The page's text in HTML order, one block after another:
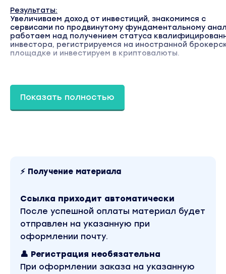
Результаты:
Увеличиваем доход от инвестиций, знакомимся с
сервисами по продвинутому фундаментальному
работаем над получением статуса
инвестора, регистрируемся на иностранной
площадке и инвестируем в криптовалюты.
Вес на облаке32.4 ГБ
Вы находитесь на странице товара «Фёдор
Формула современного инвестирования 3.0.
доступен за 649 рублей. Обучающий курс входит в
через поиск по сайту.
Показать полностью
⚡ Получение материала
Ссылка приходит автоматически
После успешной оплаты материал будет
отправлен на указанную при
оформлении почту.
👤 Регистрация необязательна
При оформлении заказа на указанную